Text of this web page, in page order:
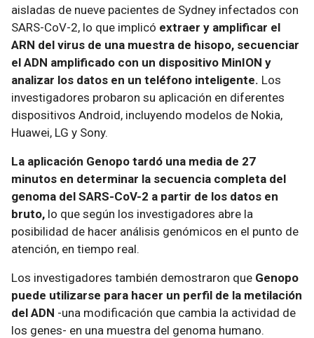
aisladas de nueve pacientes de Sydney infectados con
SARS-CoV-2, lo que implicó extraer y amplificar el
ARN del virus de una muestra de hisopo, secuenciar
el ADN amplificado con un dispositivo MinION y
analizar los datos en un teléfono inteligente. Los
investigadores probaron su aplicación en diferentes
dispositivos Android, incluyendo modelos de Nokia,
Huawei, LG y Sony.
La aplicación Genopo tardó una media de 27
minutos en determinar la secuencia completa del
genoma del SARS-CoV-2 a partir de los datos en
bruto, lo que según los investigadores abre la
posibilidad de hacer análisis genómicos en el punto de
atención, en tiempo real.
Los investigadores también demostraron que Genopo
puede utilizarse para hacer un perfil de la metilación
del ADN -una modificación que cambia la actividad de
los genes- en una muestra del genoma humano.